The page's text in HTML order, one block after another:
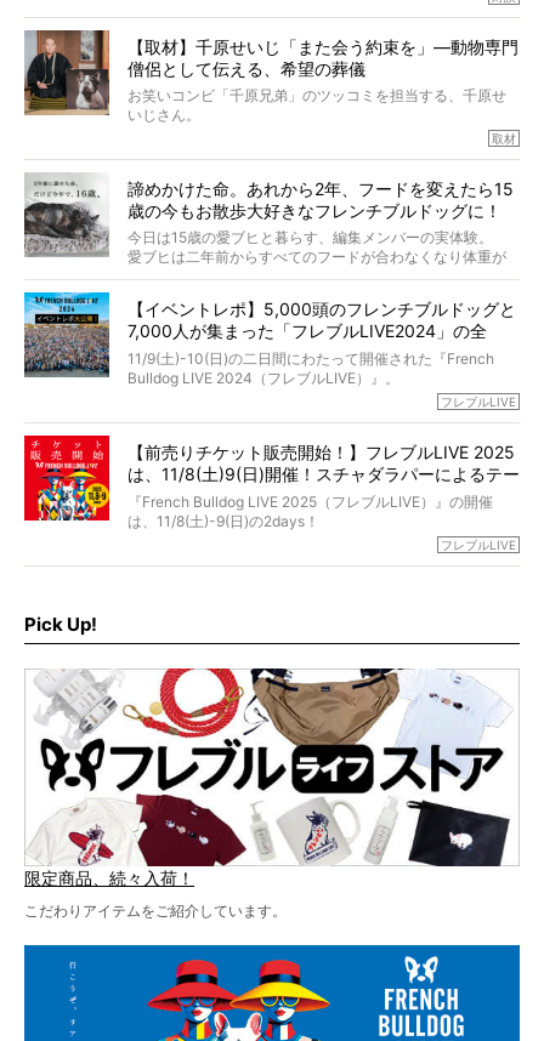
力をもつお笑い芸人「シークエンスはやとも」さんに、愛
犬の旅立ちや供養についてインタビュー。
インタビュアー兼対談相手は、大の犬好きで心霊分野の知
識にも長けているPELIさん。
「愛犬が旅立ったあと、ベッドやおもちゃはどうすればい
くれる？」
さらには、霊感がない人でも愛犬が成仏したことを知る方
法まで。
お笑い芸人だからこそ暗くなりすぎない、むしろ心がスッ
と軽くなる。
永久保存版のスペシャル対談です！
【取材】千原せいじ「また会う約束を」―動物専門
僧侶として伝える、希望の葬儀
お笑いコンビ「千原兄弟」のツッコミを担当する、千原せ
いじさん。
た。
僧侶としての名は「靖賢（せいけん）」。
当時54歳という年齢にして、なぜ動物専門僧侶という道を
選んだのか。
また、愛犬の旅立ちとどのように向き合うべきなのか。
た。
取材
諦めかけた命。あれから2年、フードを変えたら15
歳の今もお散歩大好きなフレンチブルドッグに！
今日は15歳の愛ブヒと暮らす、編集メンバーの実体験。
愛ブヒは二年前からすべてのフードが合わなくなり体重が
激減。検査をしても異常はなく「年齢のせいですね…」と言
もう諦めるしかないのかな…そんなとき、我が家に届いたの
が「THE fu-do(ザ・フード)」の試食品でした。
そして「THE fu-do(ザ・フード)」を食べつづけて二年、愛
ブヒは15歳になり、今も元気にお散歩をしています。
今回は、二年前の絶望から今までを包み隠さず、時系列で
【イベントレポ】5,000頭のフレンチブルドッグと
7,000人が集まった「フレブルLIVE2024」の全
貌！
11/9(土)-10(日)の二日間にわたって開催された『French
Bulldog LIVE 2024（フレブルLIVE）』。
今年はのべ5,000頭のフレンチブルドッグと7,000人のフレ
day1の司会はフレブルラバーのロッチさん。day2の音楽フ
ェスには世代ど真ん中のPUFFYが出演するなど、例年以上
に豪華なラインナップ。
北は北海道、南は鹿児島県から。全国のフレンチブルドッ
グが一堂に会した「フレブルLIVE2024」の模様を、詳しく
フレブルLIVE
【前売りチケット販売開始！】フレブルLIVE 2025
は、11/8(土)9(日)開催！スチャダラパーによるテー
マソング制作も決定
『French Bulldog LIVE 2025（フレブルLIVE）』の開催
は、11/8(土)-9(日)の2days！
お得な前売りチケット、いよいよ販売スタートです！
ど、内容盛りだくさんでお送りしていますので、最後まで
お見逃しなく！
フレブルLIVE
Pick Up!
限定商品、続々入荷！
こだわりアイテムをご紹介しています。